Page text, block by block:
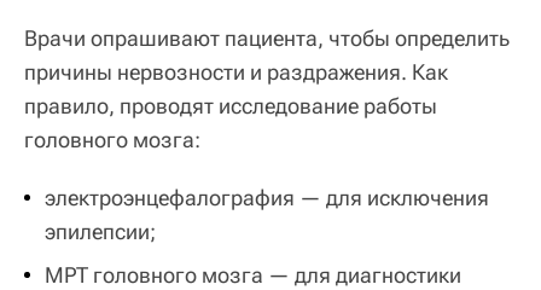
Врачи опрашивают пациента, чтобы определить
причины нервозности и раздражения. Как
правило, проводят исследование работы
головного мозга:
электроэнцефалография — для исключения
эпилепсии;
МРТ головного мозга — для диагностики